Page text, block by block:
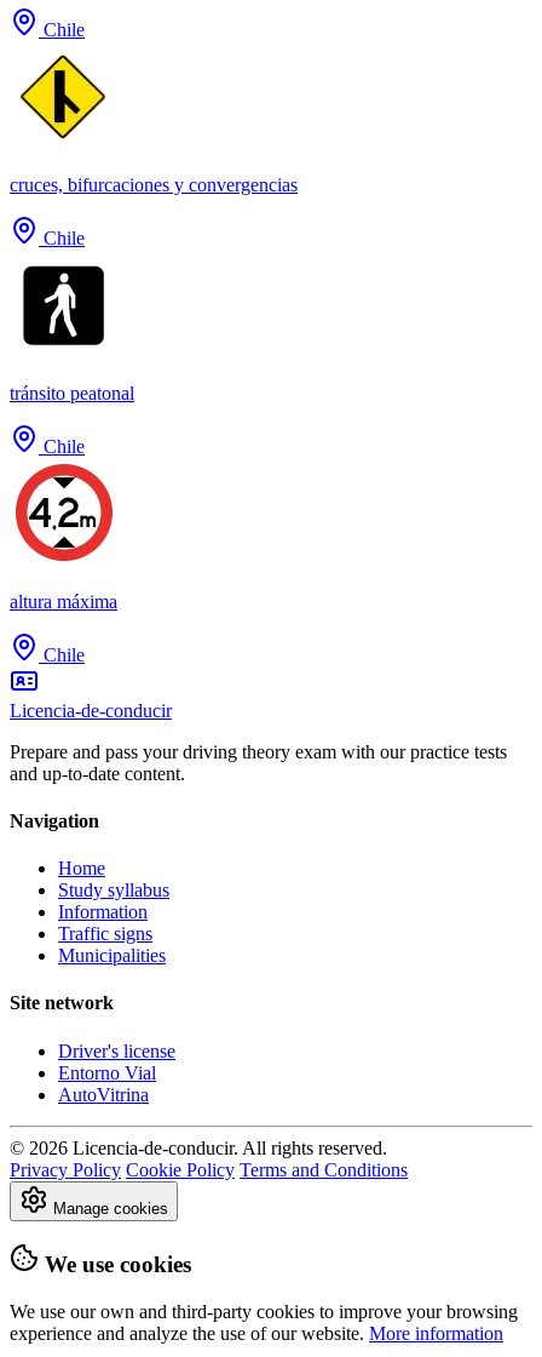
Chile
cruces, bifurcaciones y convergencias
Chile
tránsito peatonal
Chile
altura máxima
Chile
Licencia-de-conducir
Prepare and pass your driving theory exam with our practice tests
and up-to-date content.
Navigation
Home
Study syllabus
Information
Traffic signs
Municipalities
Site network
Driver's license
Entorno Vial
AutoVitrina
© 2026 Licencia-de-conducir. All rights reserved.
Privacy Policy Cookie Policy Terms and Conditions
Manage cookies
We use cookies
We use our own and third-party cookies to improve your browsing
experience and analyze the use of our website. More information